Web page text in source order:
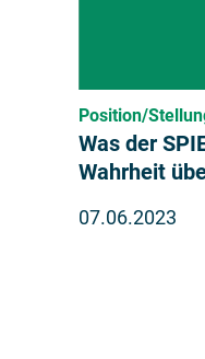
Position/
Was der
Wahrheit
07.06.2023